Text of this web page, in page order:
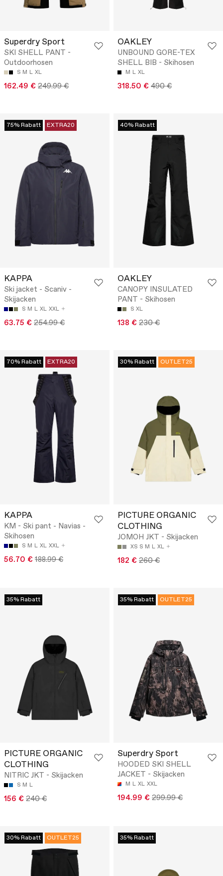
Superdry Sport
SKI SHELL PANT -
Outdoorhosen
S M L XL
162.49 € 249.99 €
OAKLEY
UNBOUND GORE-TEX
SHELL BIB - Skihosen
M L XL
318.50 € 490 €
75% Rabatt EXTRA20
KAPPA
Ski jacket - Scaniv -
Skijacken
S M L XL XXL
63.75 € 254.99 €
40% Rabatt
OAKLEY
CANOPY INSULATED
PANT - Skihosen
S XL
138 € 230 €
70% Rabatt EXTRA20
KAPPA
KM - Ski pant - Navias -
Skihosen
S M L XL XXL
56.70 € 188.99 €
30% Rabatt OUTLET25
PICTURE ORGANIC
CLOTHING
JOMOH JKT - Skijacken
XS S M L XL
182 € 260 €
35% Rabatt
PICTURE ORGANIC
CLOTHING
NITRIC JKT - Skijacken
S M L
156 € 240 €
35% Rabatt OUTLET25
Superdry Sport
HOODED SKI SHELL
JACKET - Skijacken
M L XL XXL
194.99 € 299.99 €
30% Rabatt OUTLET25 35% Rabatt